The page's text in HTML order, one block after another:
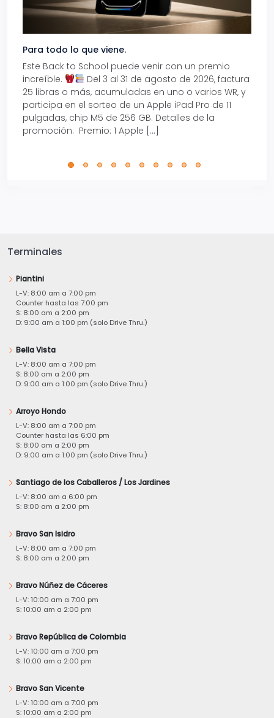
Para todo lo que viene.
Este Back to School puede venir con un premio
increíble.
Del 3 al 31 de agosto de 2026, factura
25 libras o más, acumuladas en uno o varios WR, y
participa en el sorteo de un Apple iPad Pro de 11
pulgadas, chip M5 de 256 GB. Detalles de la
promoción: Premio: 1 Apple […]
Terminales
Piantini
L-V: 8:00 am a 7:00 pm
Counter hasta las 7:00 pm
S: 8:00 am a 2:00 pm
D: 9:00 am a 1:00 pm (solo Drive Thru.)
Bella Vista
L-V: 8:00 am a 7:00 pm
S: 8:00 am a 2:00 pm
D: 9:00 am a 1:00 pm (solo Drive Thru.)
Arroyo Hondo
L-V: 8:00 am a 7:00 pm
Counter hasta las 6:00 pm
S: 8:00 am a 2:00 pm
D: 9:00 am a 1:00 pm (solo Drive Thru.)
Santiago de los Caballeros / Los Jardines
L-V: 8:00 am a 6:00 pm
S: 8:00 am a 2:00 pm
Bravo San Isidro
L-V: 8:00 am a 7:00 pm
S: 8:00 am a 2:00 pm
Bravo Núñez de Cáceres
L-V: 10:00 am a 7:00 pm
S: 10:00 am a 2:00 pm
Bravo República de Colombia
L-V: 10:00 am a 7:00 pm
S: 10:00 am a 2:00 pm
Bravo San Vicente
L-V: 10:00 am a 7:00 pm
S: 10:00 am a 2:00 pm